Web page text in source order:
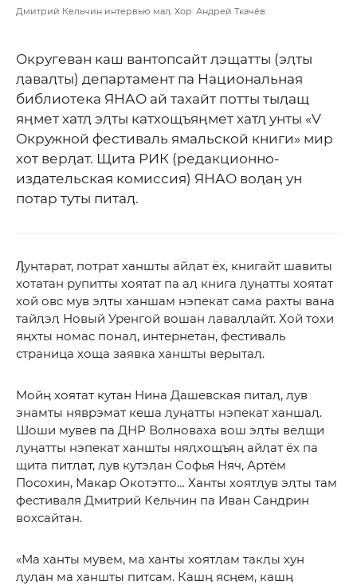
Дмитрий Кельчин интервью маӆ. Хор: Андрей Ткачёв
Округеван каш вантопсайт ӆэщатты (эӆты
ӆаваӆты) департамент па Национальная
библиотека ЯНАО ай тахайт потты тыӆащ
яӊмет хатӆ эӆты катхощъяӊмет хатӆ унты «V
Окружной фестиваль ямальской книги» мир
хот верӆат. Щита РИК (редакционно-
издательская комиссия) ЯНАО воӆаӊ ун
потар туты питаӆ.
Ӆуӊтарат, потрат ханшты айӆат ёх, книгайт шавиты
хотатан рупитты хоятат па аӆ книга ӆуӊатты хоятат
хой овс мув эӆты ханшам нэпекат сама рахты вана
тайӆэӆ Новый Уренгой вошан ӆаваӆӆайт. Хой тохи
яӊхты номас понаӆ, интернетан, фестиваль
страница хоща заявка ханшты верытаӆ.
Мойӊ хоятат кутан Нина Дашевская питаӆ, ӆув
энамты няврэмат кеша ӆуӊатты нэпекат ханшаӆ.
Шоши мувев па ДНР Волноваха вош эӆты веӆщи
ӆуӊатты нэпекат ханшты няӆхощъяӊ айӆат ёх па
щита питӆат, ӆув кутэӆан Софья Няч, Артём
Посохин, Макар Окотэтто… Ханты хоятӆув эӆты там
фестиваля Дмитрий Кельчин па Иван Сандрин
вохсайтан.
«Ма ханты мувем, ма ханты хоятӆам такӆы хун
ӆуӆан ма ханшты питсам. Кашӊ ясӊем, кашӊ